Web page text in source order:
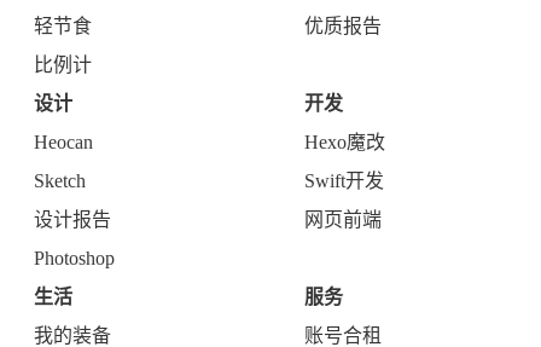
轻节食
比例计
优质报告
设计
Heocan
Sketch
设计报告
Photoshop
开发
Hexo魔改
Swift开发
网页前端
生活
我的装备
服务
账号合租